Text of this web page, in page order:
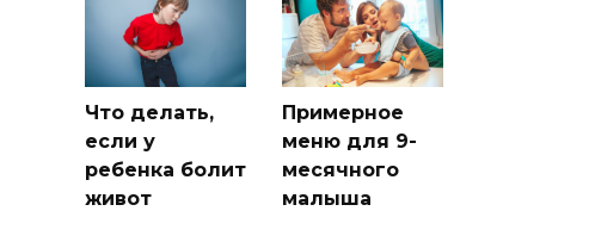
Что делать,
если у
ребенка болит
живот
Примерное
меню для 9-
месячного
малыша